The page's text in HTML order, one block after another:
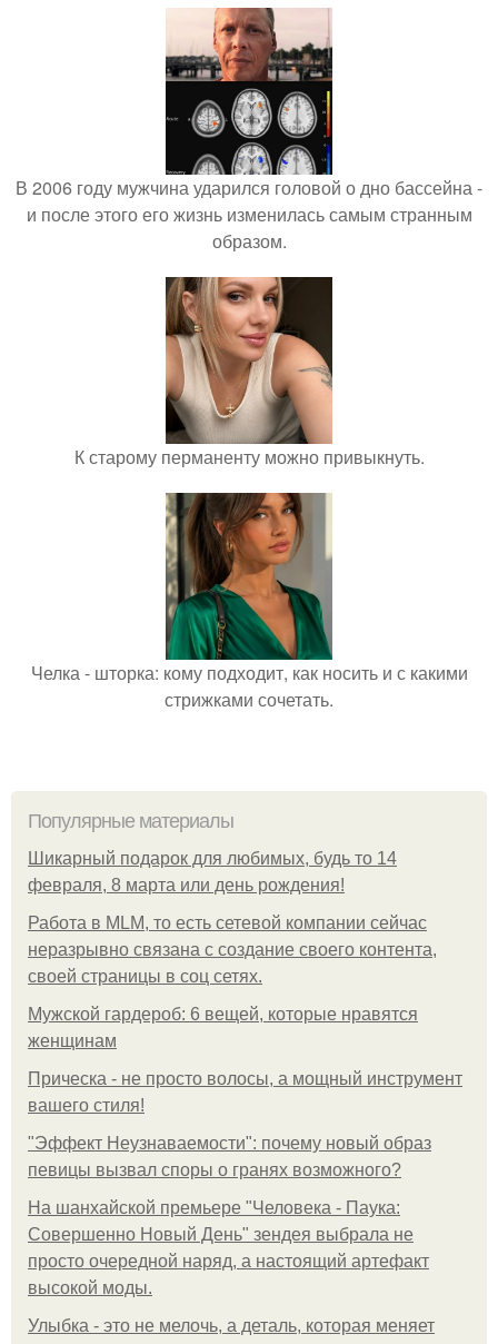
В 2006 году мужчина ударился головой о дно бассейна -
и после этого его жизнь изменилась самым странным
образом.
К старому перманенту можно привыкнуть.
Челка - шторка: кому подходит, как носить и с какими
стрижками сочетать.
Популярные материалы
Шикарный подарок для любимых, будь то 14
февраля, 8 марта или день рождения!
Работа в MLM, то есть сетевой компании сейчас
неразрывно связана с создание своего контента,
своей страницы в соц сетях.
Мужской гардероб: 6 вещей, которые нравятся
женщинам
Прическа - не просто волосы, а мощный инструмент
вашего стиля!
"Эффект Неузнаваемости": почему новый образ
певицы вызвал споры о гранях возможного?
На шанхайской премьере "Человека - Паука:
Совершенно Новый День" зендея выбрала не
просто очередной наряд, а настоящий артефакт
высокой моды.
Улыбка - это не мелочь, а деталь, которая меняет